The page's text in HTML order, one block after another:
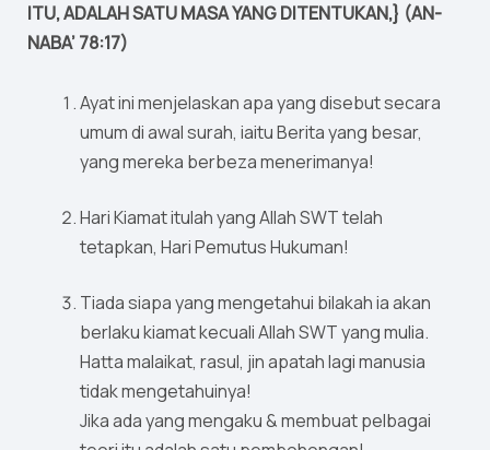
ITU, ADALAH SATU MASA YANG DITENTUKAN,} (AN-
NABA’ 78:17)
Ayat ini menjelaskan apa yang disebut secara
umum di awal surah, iaitu Berita yang besar,
yang mereka berbeza menerimanya!
Hari Kiamat itulah yang Allah SWT telah
tetapkan, Hari Pemutus Hukuman!
Tiada siapa yang mengetahui bilakah ia akan
berlaku kiamat kecuali Allah SWT yang mulia.
Hatta malaikat, rasul, jin apatah lagi manusia
tidak mengetahuinya!
Jika ada yang mengaku & membuat pelbagai